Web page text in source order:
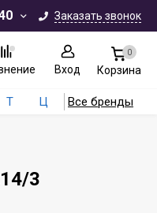
Заказать звонок
Вход
0
Корзина
Т Ц Все бренды
3